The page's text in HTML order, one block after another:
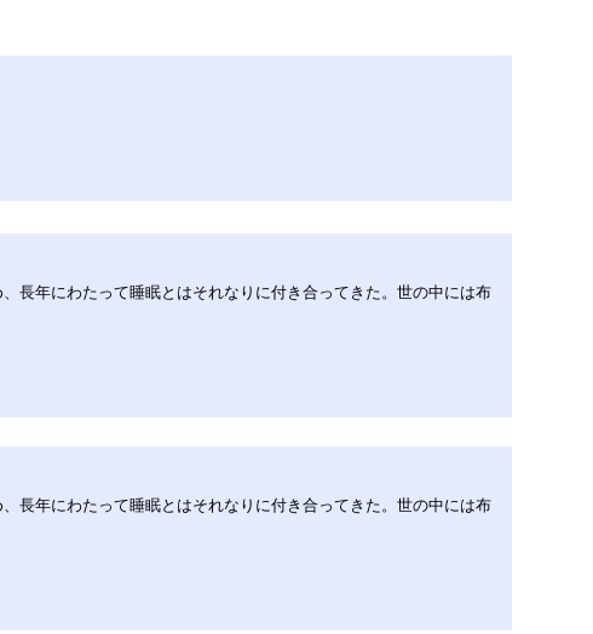
長年にわたって睡眠とはそれなりに付き合ってきた。世の中には布
長年にわたって睡眠とはそれなりに付き合ってきた。世の中には布